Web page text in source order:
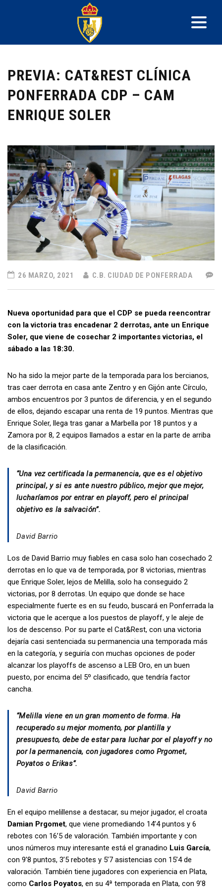
PREVIA: CAT&REST CLÍNICA
PONFERRADA CDP – CAM
ENRIQUE SOLER
26 MARZO, 2021 C.B. CIUDAD DE PONFERRADA
Nueva oportunidad para que el CDP se pueda reencontrar
con la victoria tras encadenar 2 derrotas, ante un Enrique
Soler, que viene de cosechar 2 importantes victorias, el
sábado a las 18:30.
No ha sido la mejor parte de la temporada para los bercianos,
tras caer derrota en casa ante Zentro y en Gijón ante Círculo,
ambos encuentros por 3 puntos de diferencia, y en el segundo
de ellos, dejando escapar una renta de 19 puntos. Mientras que
Enrique Soler, llega tras ganar a Marbella por 18 puntos y a
Zamora por 8, 2 equipos llamados a estar en la parte de arriba
de la clasificación.
“Una vez certificada la permanencia, que es el objetivo
principal, y si es ante nuestro público, mejor que mejor,
lucharíamos por entrar en playoff, pero el principal
objetivo es la salvación”.
David Barrio
Los de David Barrio muy fiables en casa solo han cosechado 2
derrotas en lo que va de temporada, por 8 victorias, mientras
que Enrique Soler, lejos de Melilla, solo ha conseguido 2
victorias, por 8 derrotas. Un equipo que donde se hace
especialmente fuerte es en su feudo, buscará en Ponferrada la
victoria que le acerque a los puestos de playoff, y le aleje de
los de descenso. Por su parte el Cat&Rest, con una victoria
dejaría casi sentenciada su permanencia una temporada más
en la categoría, y seguiría con muchas opciones de poder
alcanzar los playoffs de ascenso a LEB Oro, en un buen
puesto, por encima del 5º clasificado, que tendría factor
cancha.
“Melilla viene en un gran momento de forma. Ha
recuperado su mejor momento, por plantilla y
presupuesto, debe de estar para luchar por el playoff y no
por la permanencia, con jugadores como Prgomet,
Poyatos o Erikas”.
David Barrio
En el equipo melillense a destacar, su mejor jugador, el croata
Damian Prgomet, que viene promediando 14’4 puntos y 6
rebotes con 16’5 de valoración. También importante y con
unos números muy interesante está el granadino Luis García,
con 9’8 puntos, 3’5 rebotes y 5’7 asistencias con 15’4 de
valoración. También tiene jugadores con experiencia en Plata,
como Carlos Poyatos, en su 4ª temporada en Plata, con 9’8